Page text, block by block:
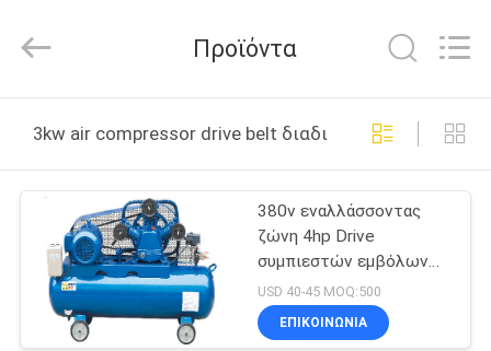
ΠΡΟΪΌΝΤΑ
ΣΧΕΤΙΚΆ
ΕΜΆΣ
Machinery
Rights
Προϊόντα
3kw air compressor drive belt διαδικτυακή κατασκευή
380v εναλλάσσοντας
ζώνη 4hp Drive
συμπιεστών εμβόλων
κυλίνδρων 3kw
USD 40-45 MOQ:500
ΕΠΙΚΟΙΝΩΝΙΑ